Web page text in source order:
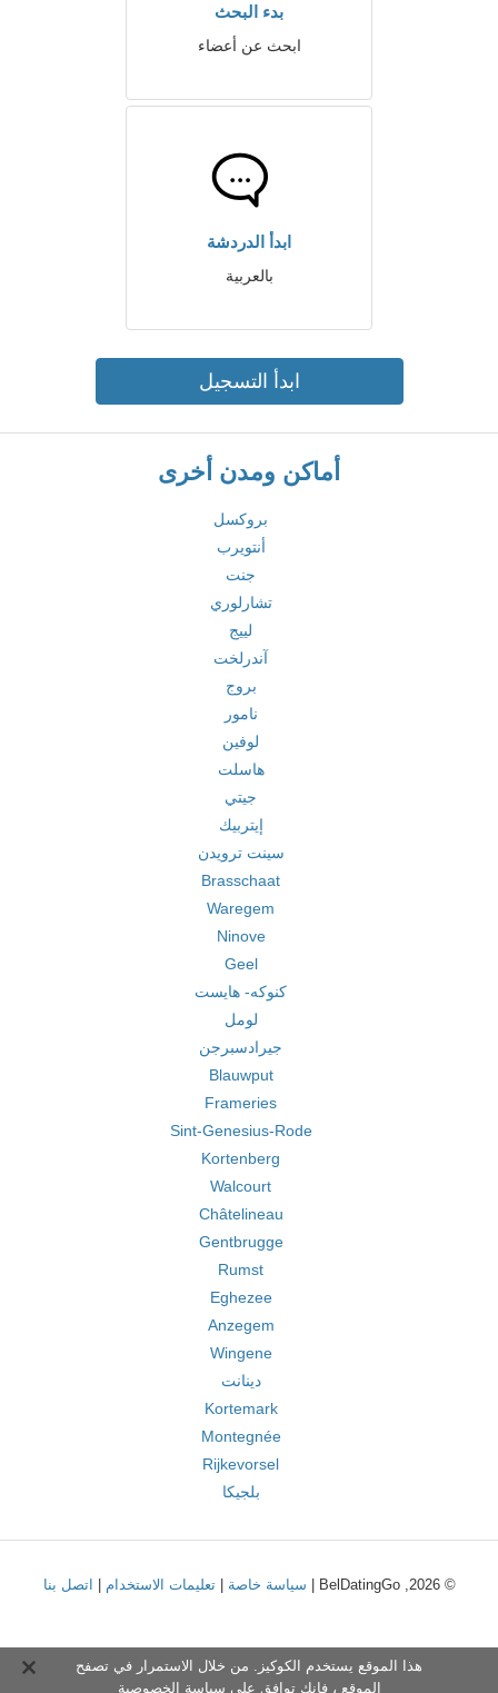
بدء البحث
ابحث عن أعضاء
ابدأ الدردشة
بالعربية
ابدأ التسجيل
أماكن ومدن أخرى
بروكسل
أنتويرب
جنت
تشارلوري
لييج
آندرلخت
بروج
نامور
لوفين
هاسلت
جيتي
إيتربيك
سينت ترويدن
Brasschaat
Waregem
Ninove
Geel
كنوكه- هايست
لومل
جيرادسبرجن
Blauwput
Frameries
Sint-Genesius-Rode
Kortenberg
Walcourt
Châtelineau
Gentbrugge
Rumst
Eghezee
Anzegem
Wingene
دينانت
Kortemark
Montegnée
Rijkevorsel
بلجيكا
© 2026, BelDatingGo | سياسة خاصة |تعليمات الاستخدام اتصل بنا
هذا الموقع يستخدم الكوكيز. من خلال الاستمرار في تصفح
الموقع ، فإنك توافق على سياسة الخصوصية